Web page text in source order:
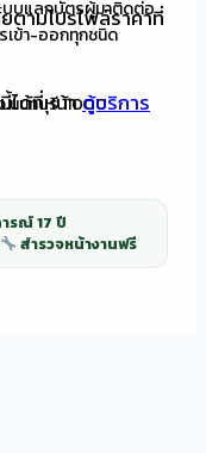
บบแลกบัตรผู้มาติดต่อ
ข้า-ออกทุกชนิด
.นนทบุรี 11000
ตามโปรไฟล์ราคาที่
ได้ที่หน้าตู้บริการ
รณ์ 17 ปี
สำรวจหน้างานฟรี